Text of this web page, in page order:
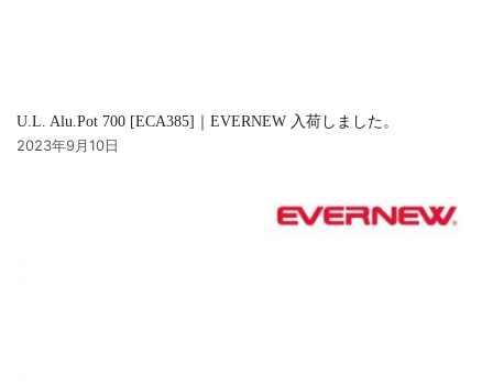
U.L. Alu.Pot 700 [ECA385]｜EVERNEW 入荷しました。
2023年9月10日